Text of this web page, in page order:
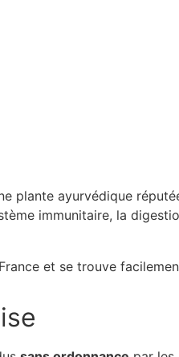
plante ayurvédique
immunitaire, la
et se trouve